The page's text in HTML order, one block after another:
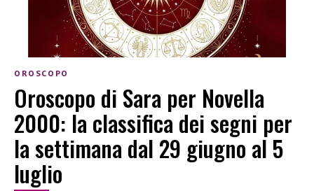
OROSCOPO
Oroscopo di Sara per Novella
2000: la classifica dei segni per
la settimana dal 29 giugno al 5
luglio